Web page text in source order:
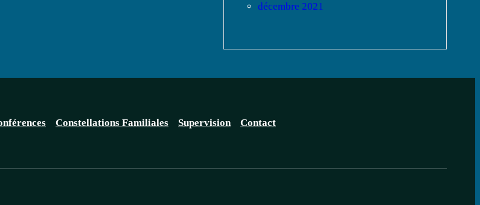
décembre 2021
Constellations Familiales Supervision Contact